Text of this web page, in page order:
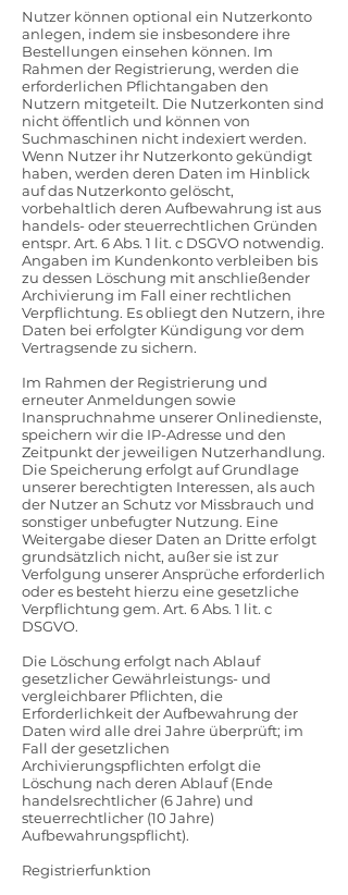
Nutzer können optional ein Nutzerkonto
anlegen, indem sie insbesondere ihre
Bestellungen einsehen können. Im
Rahmen der Registrierung, werden die
erforderlichen Pflichtangaben den
Nutzern mitgeteilt. Die Nutzerkonten sind
nicht öffentlich und können von
Suchmaschinen nicht indexiert werden.
Wenn Nutzer ihr Nutzerkonto gekündigt
haben, werden deren Daten im Hinblick
auf das Nutzerkonto gelöscht,
vorbehaltlich deren Aufbewahrung ist aus
handels- oder steuerrechtlichen Gründen
entspr. Art. 6 Abs. 1 lit. c DSGVO notwendig.
Angaben im Kundenkonto verbleiben bis
zu dessen Löschung mit anschließender
Archivierung im Fall einer rechtlichen
Verpflichtung. Es obliegt den Nutzern, ihre
Daten bei erfolgter Kündigung vor dem
Vertragsende zu sichern.
Im Rahmen der Registrierung und
erneuter Anmeldungen sowie
Inanspruchnahme unserer Onlinedienste,
speichern wir die IP-Adresse und den
Zeitpunkt der jeweiligen Nutzerhandlung.
Die Speicherung erfolgt auf Grundlage
unserer berechtigten Interessen, als auch
der Nutzer an Schutz vor Missbrauch und
sonstiger unbefugter Nutzung. Eine
Weitergabe dieser Daten an Dritte erfolgt
grundsätzlich nicht, außer sie ist zur
Verfolgung unserer Ansprüche erforderlich
oder es besteht hierzu eine gesetzliche
Verpflichtung gem. Art. 6 Abs. 1 lit. c
DSGVO.
Die Löschung erfolgt nach Ablauf
gesetzlicher Gewährleistungs- und
vergleichbarer Pflichten, die
Erforderlichkeit der Aufbewahrung der
Daten wird alle drei Jahre überprüft; im
Fall der gesetzlichen
Archivierungspflichten erfolgt die
Löschung nach deren Ablauf (Ende
handelsrechtlicher (6 Jahre) und
steuerrechtlicher (10 Jahre)
Aufbewahrungspflicht).
Registrierfunktion